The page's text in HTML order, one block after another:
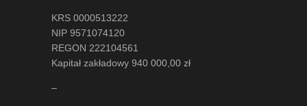
KRS 0000513222
NIP 9571074120
REGON 222104561
Kapitał zakładowy 940 000,00 zł
–